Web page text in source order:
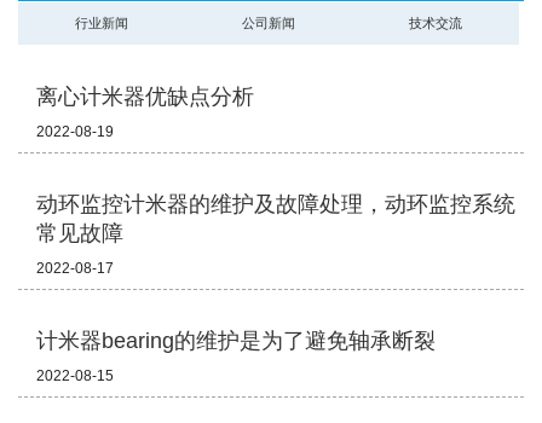
行业新闻 公司新闻 技术交流
离心计米器优缺点分析
2022-08-19
动环监控计米器的维护及故障处理，动环监控系统
常见故障
2022-08-17
计米器bearing的维护是为了避免轴承断裂
2022-08-15